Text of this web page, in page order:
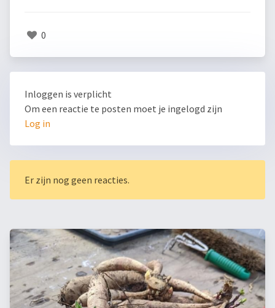
0
Inloggen is verplicht
Om een reactie te posten moet je ingelogd zijn
Log in
Er zijn nog geen reacties.